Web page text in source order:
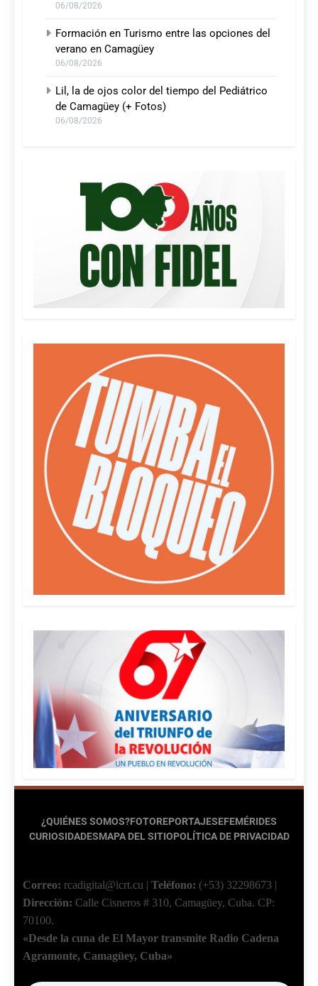
06/08/2026
Formación en Turismo entre las opciones del
verano en Camagüey
06/08/2026
Lil, la de ojos color del tiempo del Pediátrico
de Camagüey (+ Fotos)
06/08/2026
¿QUIÉNES SOMOS?FOTOREPORTAJESEFEMÉRIDES
CURIOSIDADESMAPA DEL SITIOPOLÍTICA DE PRIVACIDAD
Correo: rcadigital@icrt.cu | Teléfono: (+53) 32298673 |
Dirección: Calle Cisneros # 310, Camagüey, Cuba. CP:
70100.
«Desde la cuna de El Mayor transmite Radio Cadena
Agramonte, Camagüey, Cuba»